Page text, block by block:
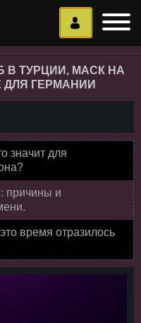
В ТУРЦИИ, МАСК НА
ДЛЯ ГЕРМАНИИ
значит для
: причины и
это время отразилось